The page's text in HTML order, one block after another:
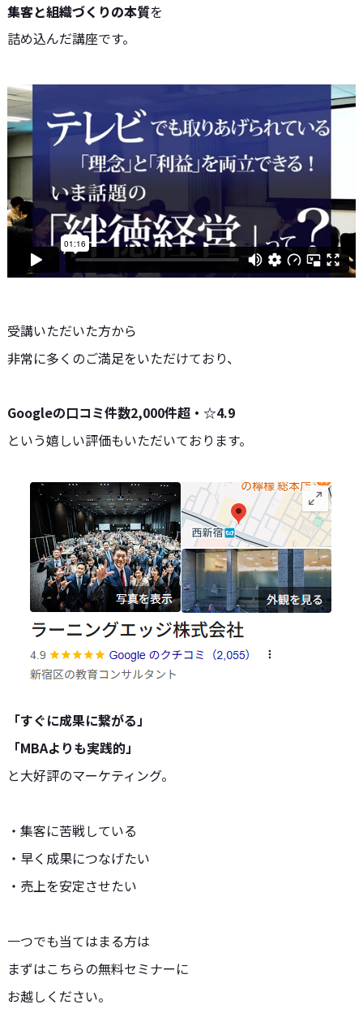
集客と組織づくりの本質を
詰め込んだ講座です。
受講いただいた方から
非常に多くのご満足をいただけており、
Googleの口コミ件数2,000件超・☆4.9
という嬉しい評価もいただいております。
「すぐに成果に繋がる」
「MBAよりも実践的」
と大好評のマーケティング。
・集客に苦戦している
・早く成果につなげたい
・売上を安定させたい
一つでも当てはまる方は
まずはこちらの無料セミナーに
お越しください。